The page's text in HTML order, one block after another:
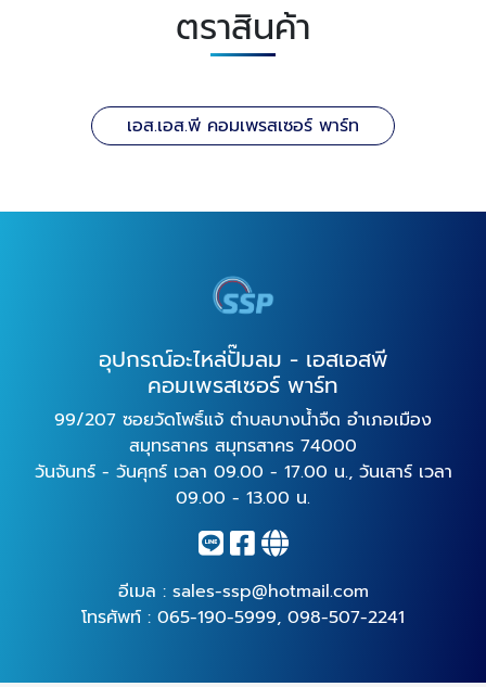
ตราสินค้า
เอส.เอส.พี คอมเพรสเซอร์ พาร์ท
อุปกรณ์อะไหล่ปั๊มลม - เอสเอสพี
คอมเพรสเซอร์ พาร์ท
99/207 ซอยวัดโพธิ์แจ้ ตำบลบางน้ำจืด อำเภอเมือง
สมุทรสาคร สมุทรสาคร 74000
วันจันทร์ - วันศุกร์ เวลา 09.00 - 17.00 น., วันเสาร์ เวลา
09.00 - 13.00 น.
อีเมล : sales-ssp@hotmail.com
โทรศัพท์ : 065-190-5999, 098-507-2241